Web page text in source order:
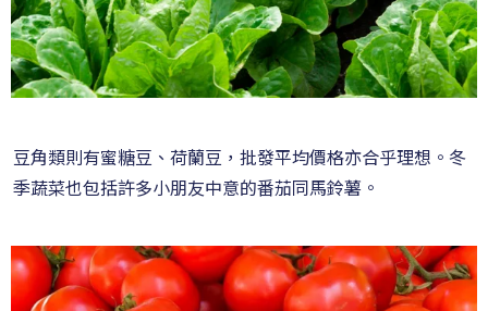
豆角類則有蜜糖豆、荷蘭豆，批發平均價格亦合乎理想。冬
季蔬菜也包括許多小朋友中意的番茄同馬鈴薯。